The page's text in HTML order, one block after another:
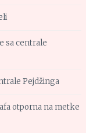
sa centrale
Pejdžinga
otporna na metke